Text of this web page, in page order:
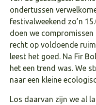
ondertussen
festivalweekend zo’n
doen we
recht op voldoende
leest het goed. Na Fir
het een trend was. We
naar een kleine
Los daarvan zijn we al